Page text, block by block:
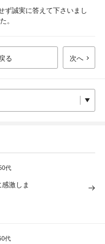
ず誠実に答えて下さいまし
。
る 次へ
代
激しま
代